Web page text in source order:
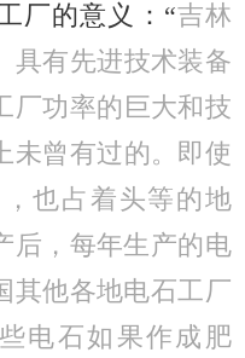
厂的意义：“吉林
具有先进技术装备
厂功率的巨大和技
未曾有过的。即使
也占着头等的地
，每年生产的电
其他各地电石工厂
电石如果作成肥